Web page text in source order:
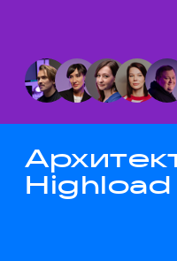
Highload